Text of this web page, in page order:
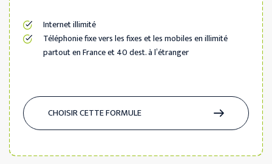
Internet illimité
Téléphonie fixe vers les fixes et les mobiles en illimité
partout en France et 40 dest. à l’étranger
CHOISIR CETTE FORMULE